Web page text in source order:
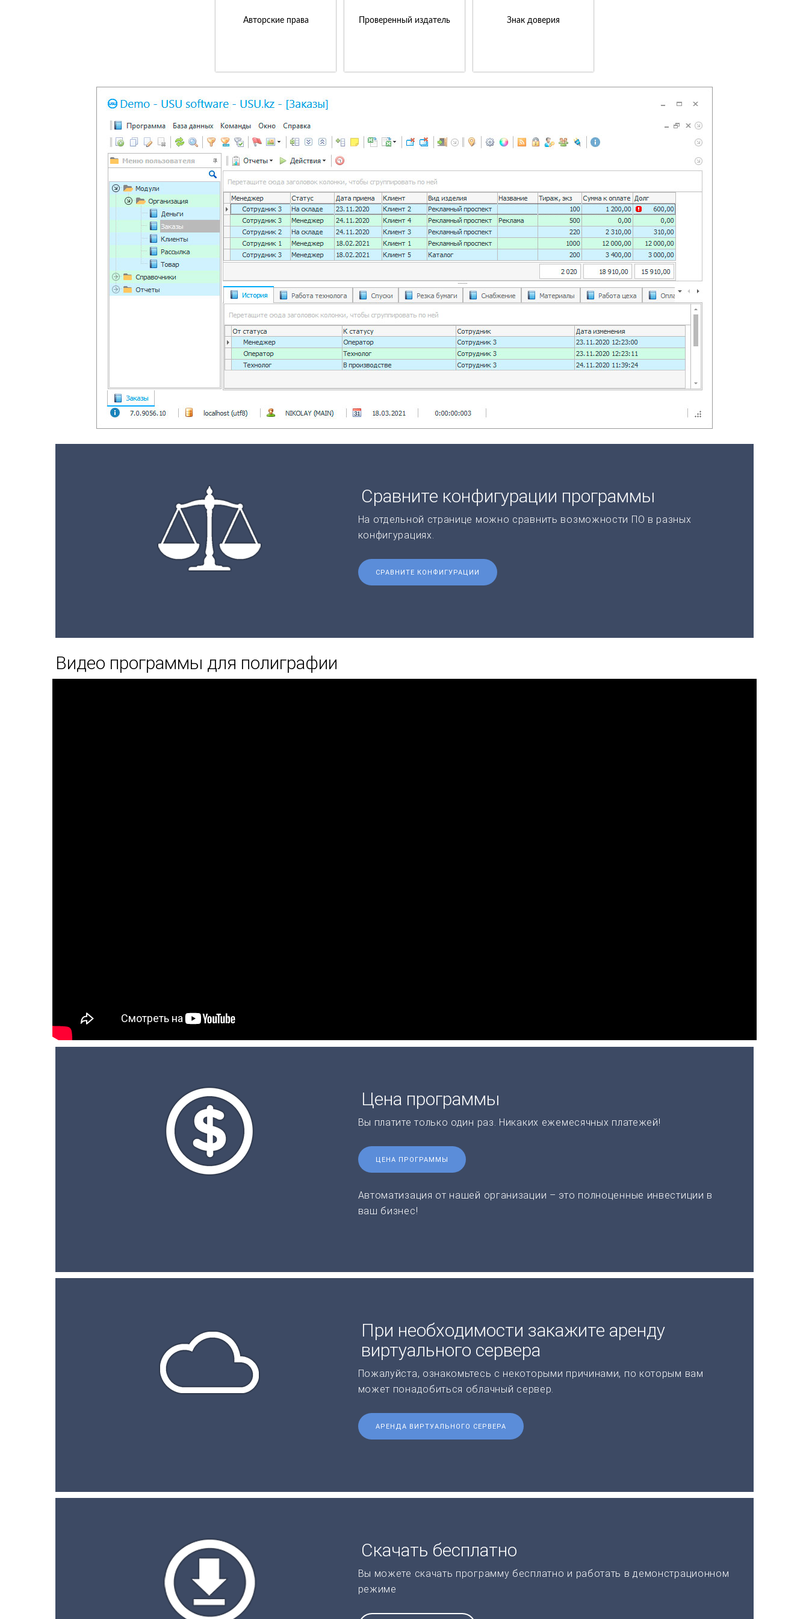
Авторские права Проверенный издатель Знак доверия
Сравните конфигурации программы
На отдельной странице можно сравнить возможности ПО в разных
конфигурациях.
СРАВНИТЕ КОНФИГУРАЦИИ
Видео программы для полиграфии
Цена программы
Вы платите только один раз. Никаких ежемесячных платежей!
ЦЕНА ПРОГРАММЫ
Автоматизация от нашей организации – это полноценные инвестиции в
ваш бизнес!
При необходимости закажите аренду
виртуального сервера
Пожалуйста, ознакомьтесь с некоторыми причинами, по которым вам
может понадобиться облачный сервер.
АРЕНДА ВИРТУАЛЬНОГО СЕРВЕРА
Скачать бесплатно
Вы можете скачать программу бесплатно и работать в демонстрационном
режиме